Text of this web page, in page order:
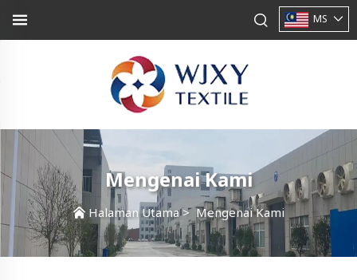
MS
Mengenai Kami
Halaman Utama>Mengenai Kami